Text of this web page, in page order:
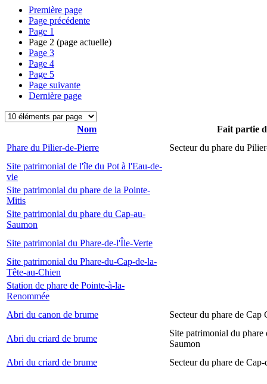
Première page
Page précédente
Page 1
Page 2 (page actuelle)
Page 3
Page 4
Page 5
Page suivante
Dernière page
Nom
Fait partie
Phare du Pilier-de-Pierre
Secteur du phare du
Site patrimonial de l'île du Pot à l'Eau-de-
vie
Site patrimonial du phare de la Pointe-
Mitis
Site patrimonial du phare du Cap-au-
Saumon
Site patrimonial du Phare-de-l'Île-Verte
Site patrimonial du Phare-du-Cap-de-la-
Tête-au-Chien
Station de phare de Pointe-à-la-
Renommée
Abri du canon de brume
Secteur du phare de Cap
Abri du criard de brume
Site patrimonial du phare
Saumon
Abri du criard de brume
Secteur du phare de Cap-